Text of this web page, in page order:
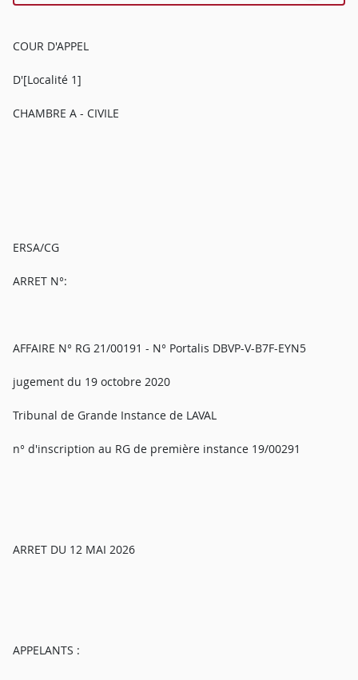
COUR D'APPEL
D'[Localité 1]
CHAMBRE A - CIVILE
ERSA/CG
ARRET N°:
AFFAIRE N° RG 21/00191 - N° Portalis DBVP-V-B7F-EYN5
jugement du 19 octobre 2020
Tribunal de Grande Instance de LAVAL
n° d'inscription au RG de première instance 19/00291
ARRET DU 12 MAI 2026
APPELANTS :